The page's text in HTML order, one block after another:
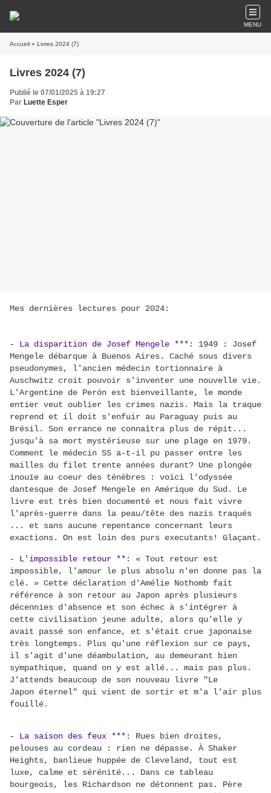
MENU
Accueil » Livres 2024 (7)
Livres 2024 (7)
Publié le 07/01/2025 à 19:27
Par Luette Esper
Mes dernières lectures pour 2024:
- La disparition de Josef Mengele *** : 1949 : Josef
Mengele débarque à Buenos Aires. Caché sous divers
pseudonymes, l'ancien médecin tortionnaire à
Auschwitz croit pouvoir s'inventer une nouvelle vie.
L'Argentine de Perón est bienveillante, le monde
entier veut oublier les crimes nazis. Mais la traque
reprend et il doit s'enfuir au Paraguay puis au
Brésil. Son errance ne connaîtra plus de répit...
jusqu'à sa mort mystérieuse sur une plage en 1979.
Comment le médecin SS a-t-il pu passer entre les
mailles du filet trente années durant? Une plongée
inouïe au coeur des ténèbres : voici l'odyssée
dantesque de Josef Mengele en Amérique du Sud. Le
livre est très bien documenté et nous fait vivre
l'après-guerre dans la peau/tête des nazis traqués
... et sans aucune repentance concernant leurs
exactions. On est loin des purs executants! Glaçant.
- L'impossible retour ** : « Tout retour est
impossible, l'amour le plus absolu n'en donne pas la
clé. » Cette déclaration d'Amélie Nothomb fait
référence à son retour au Japon après plusieurs
décennies d'absence et son échec à s'intégrer à
cette civilisation jeune adulte, alors qu'elle y
avait passé son enfance, et s'était crue japonaise
très longtemps. Plus qu'une réflexion sur ce pays,
il s'agit d'une déambulation, au demeurant bien
sympathique, quand on y est allé... mais pas plus.
J'attends beaucoup de son nouveau livre "Le
Japon éternel" qui vient de sortir et m'a l'air plus
fouillé.
- La saison des feux *** : Rues bien droites,
pelouses au cordeau : rien ne dépasse. À Shaker
Heights, banlieue huppée de Cleveland, tout est
luxe, calme et sérénité... Dans ce tableau
bourgeois, les Richardson ne détonnent pas. Père